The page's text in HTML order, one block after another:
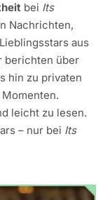
bei Its
Nachrichten,
aus
berichten über
hin zu privaten
leicht zu lesen.
– nur bei Its